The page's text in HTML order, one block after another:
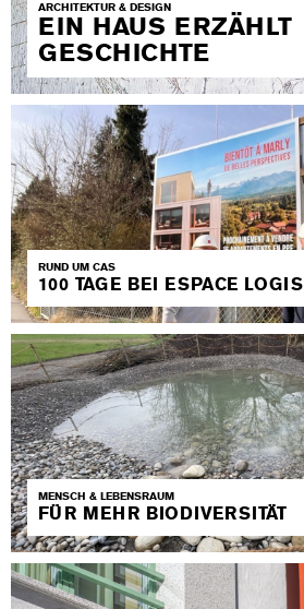
ARCHITEKTUR & DESIGN
EIN HAUS ERZÄHLT
GESCHICHTE
RUND UM CAS
100 TAGE BEI ESPACE LOGIS
MENSCH & LEBENSRAUM
FÜR MEHR BIODIVERSITÄT